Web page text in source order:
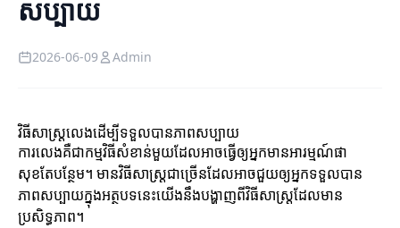
សប្បាយ
2026-06-09 Admin
វិធីសាស្រ្តលេងដើម្បីទទួលបានភាពសប្បាយ
ការលេងគឺជាកម្មវិធីសំខាន់មួយដែលអាចធ្វើឲ្យអ្នកមានអារម្មណ៍ផា
សុខតែបន្ថែម។ មានវិធីសាស្រ្តជាច្រើនដែលអាចជួយឲ្យអ្នកទទួលបាន
ភាពសប្បាយក្នុងអត្ថបទនេះយើងនឹងបង្ហាញពីវិធីសាស្រ្តដែលមាន
ប្រសិទ្ធភាព។